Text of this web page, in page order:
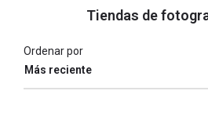
Tiendas de
Más reciente
Ordenar por